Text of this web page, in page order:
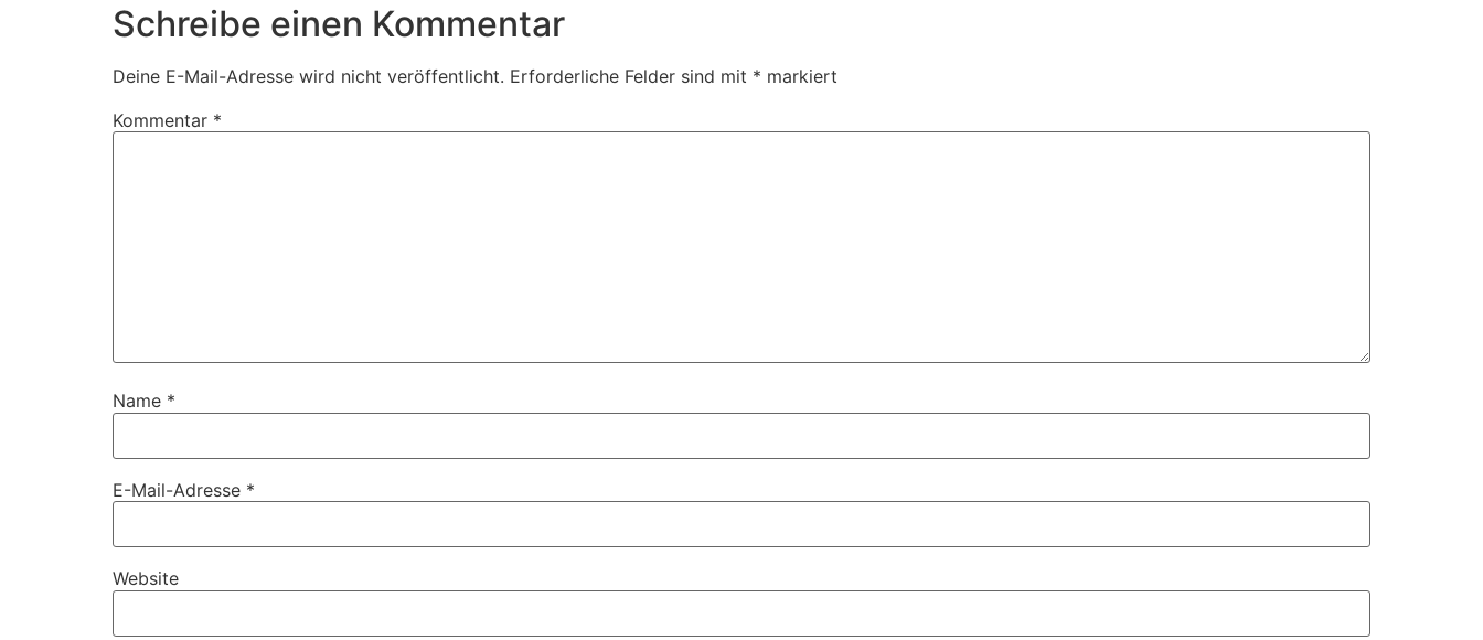
Schreibe einen Kommentar
Deine E-Mail-Adresse wird nicht veröffentlicht. Erforderliche Felder sind mit * markiert
Kommentar *
Name *
E-Mail-Adresse *
Website